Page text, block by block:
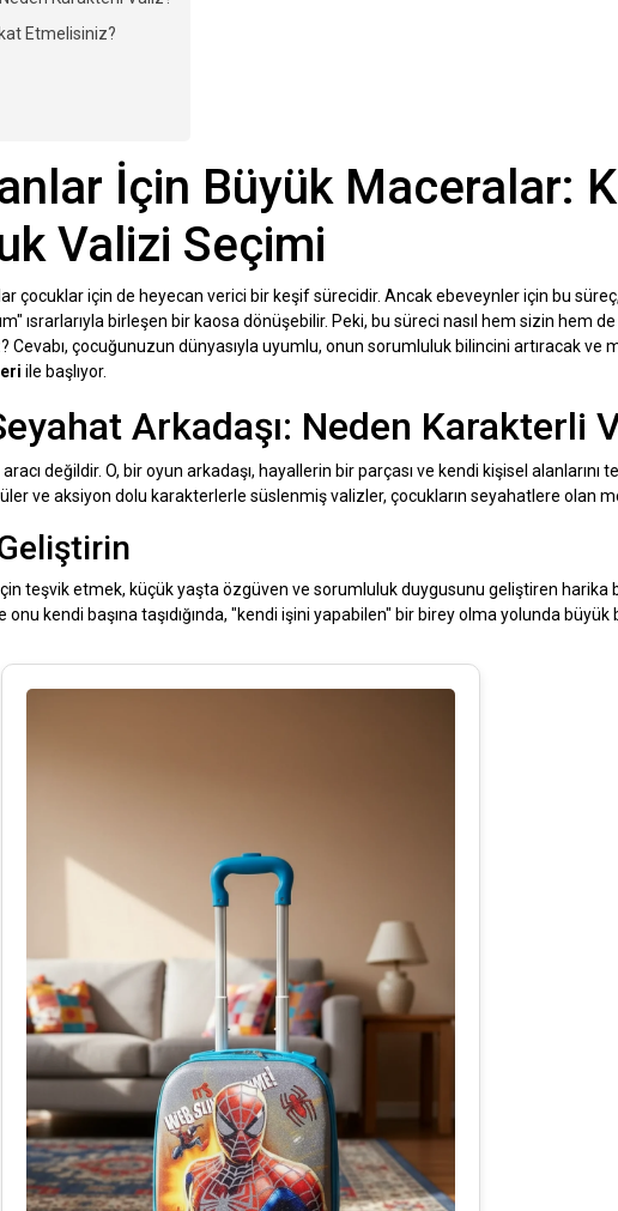
Etmelisiniz?
İçin Büyük Maceralar:
Valizi Seçimi
çocuklar için de heyecan verici bir keşif sürecidir. Ancak ebeveynler için bu
ısrarlarıyla birleşen bir kaosa dönüşebilir. Peki, bu süreci nasıl hem sizin hem
çocuğunuzun dünyasıyla uyumlu, onun sorumluluk bilincini artıracak ve
ile başlıyor.
Arkadaşı: Neden Karakterli
değildir. O, bir oyun arkadaşı, hayallerin bir parçası ve kendi kişisel alanlarını
ve aksiyon dolu karakterlerle süslenmiş valizler, çocukların seyahatlere olan
teşvik etmek, küçük yaşta özgüven ve sorumluluk duygusunu geliştiren harika
kendi başına taşıdığında, "kendi işini yapabilen" bir birey olma yolunda büyük